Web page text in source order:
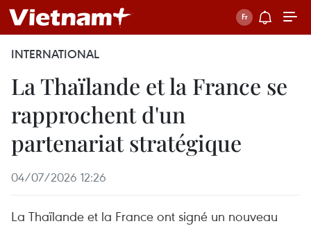
INTERNATIONAL
La Thaïlande et la France se
rapprochent d'un
partenariat stratégique
04/07/2026 12:26
La Thaïlande et la France ont signé un nouveau